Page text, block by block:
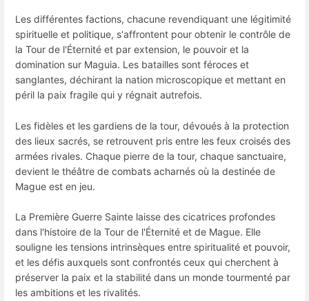
Les différentes factions, chacune revendiquant une légitimité
spirituelle et politique, s'affrontent pour obtenir le contrôle de
la Tour de l'Éternité et par extension, le pouvoir et la
domination sur Maguia. Les batailles sont féroces et
sanglantes, déchirant la nation microscopique et mettant en
péril la paix fragile qui y régnait autrefois.
Les fidèles et les gardiens de la tour, dévoués à la protection
des lieux sacrés, se retrouvent pris entre les feux croisés des
armées rivales. Chaque pierre de la tour, chaque sanctuaire,
devient le théâtre de combats acharnés où la destinée de
Mague est en jeu.
La Première Guerre Sainte laisse des cicatrices profondes
dans l'histoire de la Tour de l'Éternité et de Mague. Elle
souligne les tensions intrinsèques entre spiritualité et pouvoir,
et les défis auxquels sont confrontés ceux qui cherchent à
préserver la paix et la stabilité dans un monde tourmenté par
les ambitions et les rivalités.